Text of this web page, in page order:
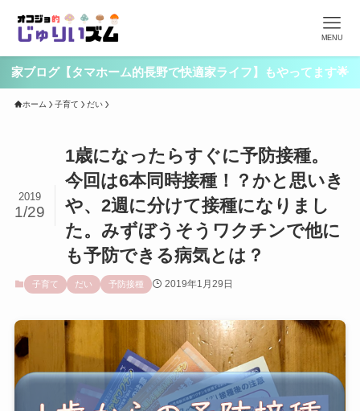
MENU
家ブログ【タマホーム的長野で快適家ライフ】もやってます🌟
ホーム 子育て だい
1歳になったらすぐに予防接種。
今回は6本同時接種！？かと思いき
や、2週に分けて接種になりまし
た。みずぼうそうワクチンで他に
も予防できる病気とは？
2019
1/29
子育て だい 予防接種 2019年1月29日